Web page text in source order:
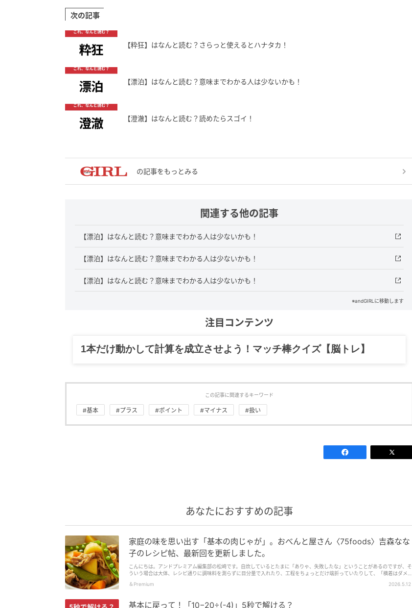
次の記事
【粋狂】はなんと読む？さらっと使えるとハナタカ！
【漂泊】はなんと読む？意味までわかる人は少ないかも！
【澄澈】はなんと読む？読めたらスゴイ！
の記事をもっとみる
関連する他の記事
【漂泊】はなんと読む？意味までわかる人は少ないかも！
【漂泊】はなんと読む？意味までわかる人は少ないかも！
【漂泊】はなんと読む？意味までわかる人は少ないかも！
※andGIRLに移動します
注目コンテンツ
1本だけ動かして計算を成立させよう！マッチ棒クイズ【脳トレ】
この記事に関連するキーワード
#基本 #プラス #ポイント #マイナス #扱い
あなたにおすすめの記事
家庭の味を思い出す「基本の肉じゃが」。おべんと屋さん〈75foods〉吉森なな
子のレシピ帖、最新回を更新しました。
こんにちは。アンドプレミアム編集部の松崎です。自炊しているとたまに「ありゃ、失敗したな」ということがあるのですが、そ
ういう場合は大体、レシピ通りに調味料を測らずに目分量で入れたり、工程をちょっとだけ端折っていたりして、「横着はダメだ
シリーズより、肉じゃがをご紹介。レシピ通りにきちんと作ることが、料理上手への第一歩です。
＆Premium 2026.5.12
基本に戻って！「10−20÷(-4)」5秒で解ける？